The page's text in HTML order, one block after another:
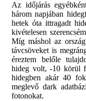
Az időjárás
három napjában
hetek óta ittragadt
kivételesen
Míg máshol az
távcsöveket is
éreztem belőle
hideg volt, -10 körül
hidegben akár 40
meglevő dark
fotonokat.